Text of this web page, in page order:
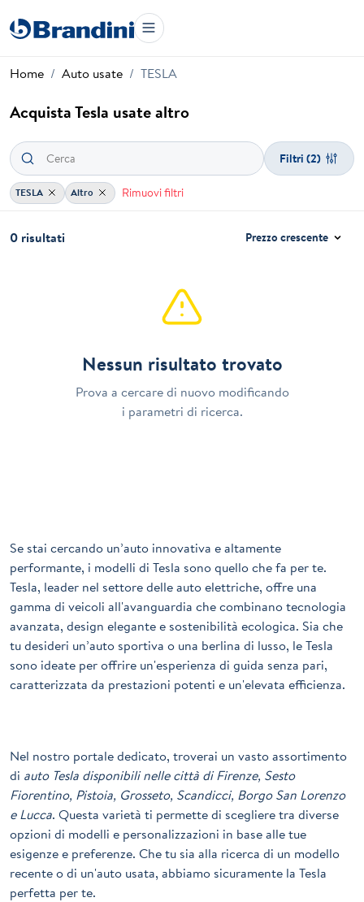
Home Auto usate TESLA
Acquista Tesla usate altro
Filtri (2)
TESLA Altro Rimuovi filtri
0 risultati Prezzo crescente
Nessun risultato trovato
Prova a cercare di nuovo modificando
i parametri di ricerca.
Se stai cercando un’auto innovativa e altamente
performante, i modelli di Tesla sono quello che fa per te.
Tesla, leader nel settore delle auto elettriche, offre una
gamma di veicoli all'avanguardia che combinano tecnologia
avanzata, design elegante e sostenibilità ecologica. Sia che
tu desideri un’auto sportiva o una berlina di lusso, le Tesla
sono ideate per offrire un'esperienza di guida senza pari,
caratterizzata da prestazioni potenti e un'elevata efficienza.
Nel nostro portale dedicato, troverai un vasto assortimento
di auto Tesla disponibili nelle città di Firenze, Sesto
Fiorentino, Pistoia, Grosseto, Scandicci, Borgo San Lorenzo
e Lucca. Questa varietà ti permette di scegliere tra diverse
opzioni di modelli e personalizzazioni in base alle tue
esigenze e preferenze. Che tu sia alla ricerca di un modello
recente o di un'auto usata, abbiamo sicuramente la Tesla
perfetta per te.